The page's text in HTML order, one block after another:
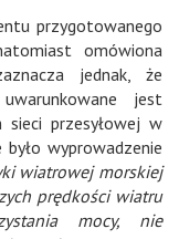
przygotowanego
omówiona
jednak, że
jest
sieci przesyłowej w
wyprowadzenie
wiatrowej morskiej
prędkości wiatru
mocy, nie